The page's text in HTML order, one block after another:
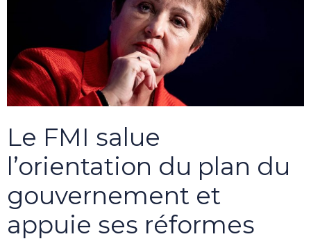
Le FMI salue
l’orientation du plan du
gouvernement et
appuie ses réformes